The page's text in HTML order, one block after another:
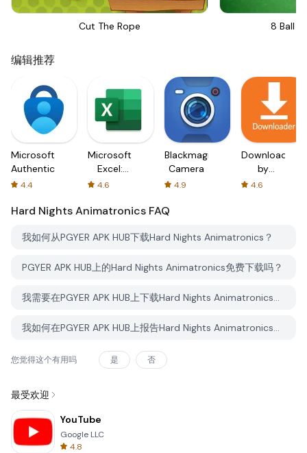
Cut The Rope 8 Ball
编辑推荐
Microsoft
Authenticator
4.4
Microsoft
Excel:
Spreadsheets
4.6
Blackmagic
Camera
4.9
Downloader
by
AFTVnews
4.6
Hard Nights Animatronics FAQ
我如何从PGYER APK HUB下载Hard Nights Animatronics？
PGYER APK HUB上的Hard Nights Animatronics免费下载吗？
我需要在PGYER APK HUB上下载Hard Nights Animatronics时需要账户吗？
我如何在PGYER APK HUB上报告Hard Nights Animatronics的问题？
您觉得这个有用吗 是 否
最受欢迎
YouTube
Google LLC
4.8